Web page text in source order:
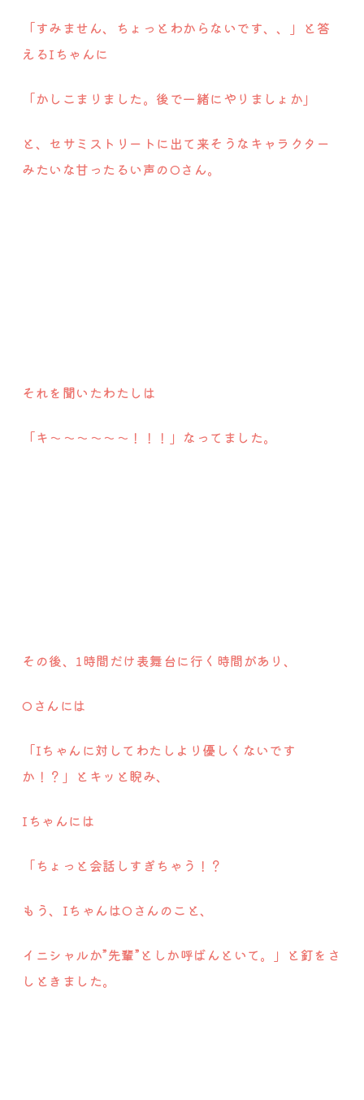
「すみません、ちょっとわからないです、、」と答
えるIちゃんに
「かしこまりました。後で一緒にやりましょか」
と、セサミストリートに出て来そうなキャラクター
みたいな甘ったるい声のOさん。
それを聞いたわたしは
「キ〜〜〜〜〜〜！！！」なってました。
その後、1時間だけ表舞台に行く時間があり、
Oさんには
「Iちゃんに対してわたしより優しくないです
か！？」とキッと睨み、
Iちゃんには
「ちょっと会話しすぎちゃう！？
もう、IちゃんはOさんのこと、
イニシャルか”先輩”としか呼ばんといて。」と釘をさ
しときました。